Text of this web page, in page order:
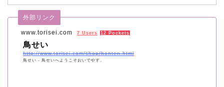
www.torisei.com
外部リンク
7 Users 12 Pockets
鳥せい
http://www.torisei.com/shop/honten.html
鳥せい - 鳥せいへようこそおいでやす。